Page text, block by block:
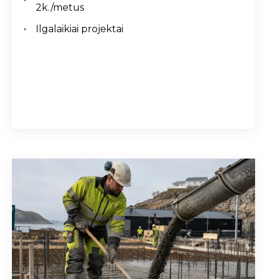
2k./metus
Ilgalaikiai projektai